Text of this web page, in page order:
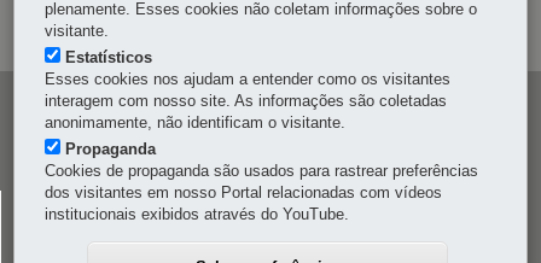
Navegação
principal
CELEPAR
Rua Mateus Leme, 1561 - Bom Retiro-80520-174-Curitiba
plenamente. Esses cookies não coletam informações sobre o
visitante.
Estatísticos
Esses cookies nos ajudam a entender como os visitantes
interagem com nosso site. As informações são coletadas
anonimamente, não identificam o visitante.
Propaganda
Cookies de propaganda são usados para rastrear preferências
dos visitantes em nosso Portal relacionadas com vídeos
institucionais exibidos através do YouTube.